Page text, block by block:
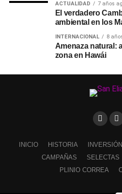
ACTUALIDAD 7 años
El verdadero
ambiental en los
INTERNACIONAL 8
Amenaza natural:
zona en Hawái
INICIO HISTORIA
CAMPAÑAS
SELECTAS
PLINIO CORREA